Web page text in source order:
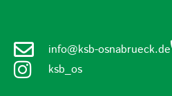
info@ksb-osnabrueck.de
ksb_os